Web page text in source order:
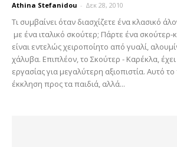
Athina Stefanidou - Δεκ 28, 2010
Τι συμβαίνει όταν διασχίζετε ένα κλασικό
με ένα ιταλικό σκούτερ; Πάρτε ένα σκούτερ-
είναι εντελώς χειροποίητο από γυαλί,
χάλυβα. Επιπλέον, το Σκούτερ - Καρέκλα,
εργασίας για μεγαλύτερη αξιοπιστία. Αυτό το
έκκληση προς τα παιδιά, αλλά...